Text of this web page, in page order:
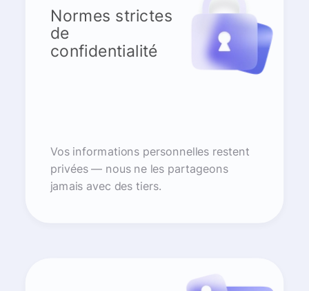
Normes strictes
de
confidentialité
Vos informations personnelles restent
privées — nous ne les partageons
jamais avec des tiers.